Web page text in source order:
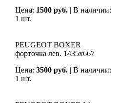
Цена: 1500 руб. | В наличии:
1 шт.
PEUGEOT BOXER
форточка лев. 1435х667
Цена: 3500 руб. | В наличии:
1 шт.